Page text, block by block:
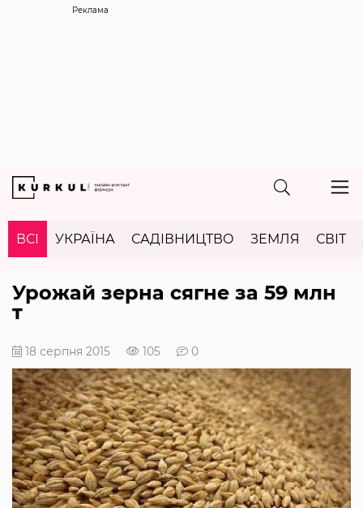
Реклама
ВСІ УКРАЇНА САДІВНИЦТВО ЗЕМЛЯ СВІТ
Урожай зерна сягне за 59 млн
т
18 серпня 2015 105 0